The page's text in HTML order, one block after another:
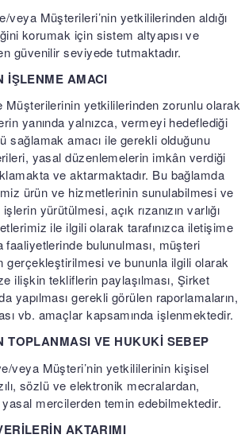
Müşterileri’nin yetkililerinden aldığı
korumak için sistem altyapısı ve
güvenilir seviyede tutmaktadır.
İŞLENME AMACI
Müşterilerinin yetkililerinden zorunlu olarak
yanında yalnızca, vermeyi hedeflediği
sağlamak amacı ile gerekli olduğunu
yasal düzenlemelerin imkân verdiği
ve aktarmaktadır. Bu bağlamda
ürün ve hizmetlerinin sunulabilmesi ve
yürütülmesi, açık rızanızın varlığı
ile ilgili olarak tarafınızca iletişime
bulunulması, müşteri
gerçekleştirilmesi ve bununla ilgili olarak
ilişkin tekliflerin paylaşılması, Şirket
yapılması gerekli görülen raporlamaların,
vb. amaçlar kapsamında işlenmektedir.
TOPLANMASI VE HUKUKİ SEBEP
veya Müşteri’nin yetkililerinin kişisel
sözlü ve elektronik mecralardan,
mercilerden temin edebilmektedir.
AKTARIMI